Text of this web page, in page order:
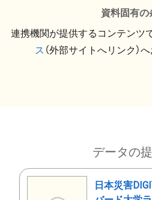
資料固有の
連携機関が提供するコンテンツで
ス （外部サイトへリンク）
データの
日本災害